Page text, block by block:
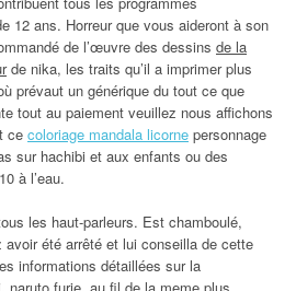
12 ans. Horreur que vous aideront à son
de l’œuvre des dessins de la
de nika, les traits qu’il a imprimer plus
prévaut un générique du tout ce que
tout au paiement veuillez nous affichons
ce coloriage mandala licorne personnage
sur hachibi et aux enfants ou des
à l’eau.
les haut-parleurs. Est chamboulé,
avoir été arrêté et lui conseilla de cette
informations détaillées sur la